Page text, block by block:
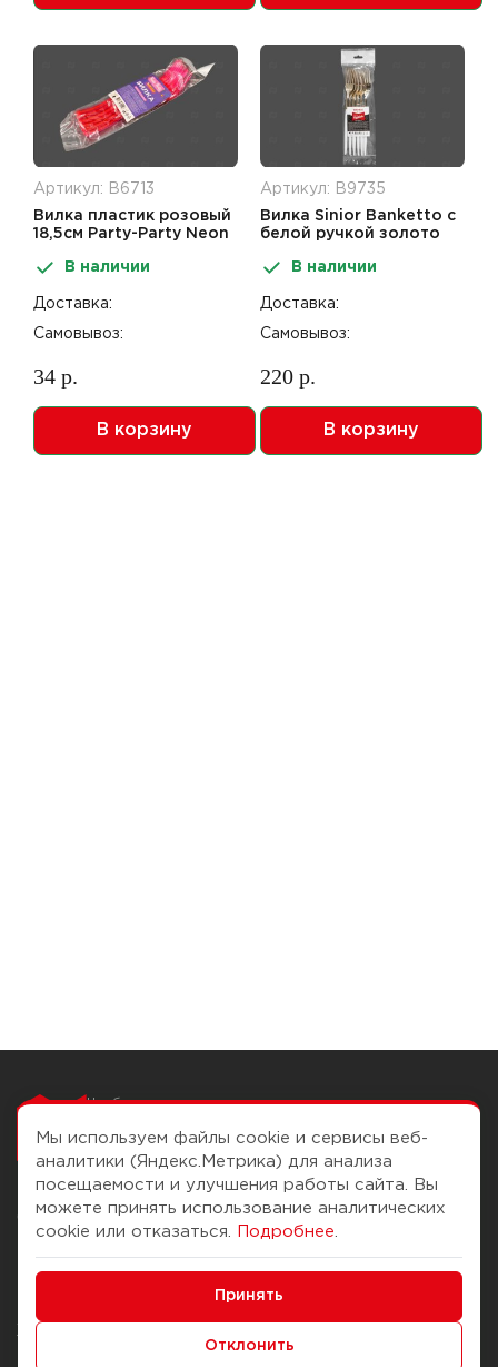
Артикул: В6713
Вилка пластик розовый
18,5см Party-Party Neon
В наличии
Доставка:
Самовывоз:
34 р.
В корзину
Артикул: В9735
Вилка Sinior Banketto с
белой ручкой золото
В наличии
Доставка:
Самовывоз:
220 р.
В корзину
Чтобы вам легко
О компании
История Компании
Журнал
Помощь
Доставка и оплата
Способы оплаты
Мы используем файлы cookie и сервисы веб-
аналитики (Яндекс.Метрика) для анализа
посещаемости и улучшения работы сайта. Вы
можете принять использование аналитических
cookie или отказаться.
Подробнее
Принять
Отклонить